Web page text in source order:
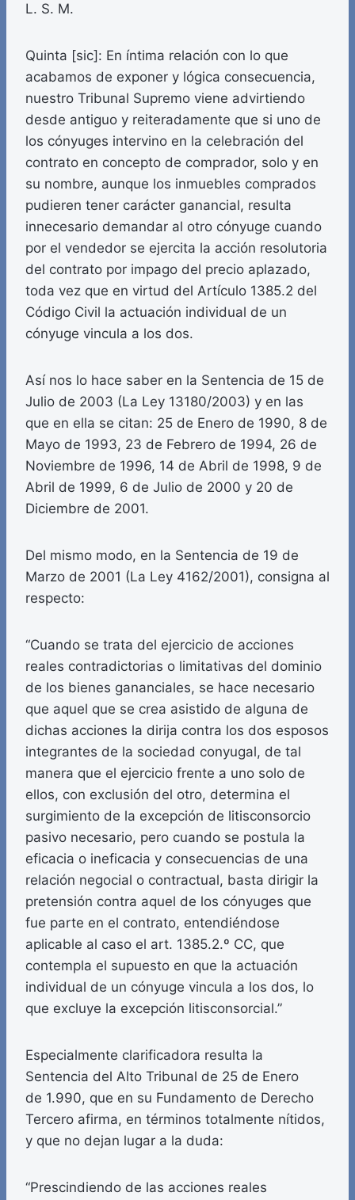
L. S. M.
Quinta [sic]: En íntima relación con lo que
acabamos de exponer y lógica consecuencia,
nuestro Tribunal Supremo viene advirtiendo
desde antiguo y reiteradamente que si uno de
los cónyuges intervino en la celebración del
contrato en concepto de comprador, solo y en
su nombre, aunque los inmuebles comprados
pudieren tener carácter ganancial, resulta
innecesario demandar al otro cónyuge cuando
por el vendedor se ejercita la acción resolutoria
del contrato por impago del precio aplazado,
toda vez que en virtud del Artículo 1385.2 del
Código Civil la actuación individual de un
cónyuge vincula a los dos.
Así nos lo hace saber en la Sentencia de 15 de
Julio de 2003 (La Ley 13180/2003) y en las
que en ella se citan: 25 de Enero de 1990, 8 de
Mayo de 1993, 23 de Febrero de 1994, 26 de
Noviembre de 1996, 14 de Abril de 1998, 9 de
Abril de 1999, 6 de Julio de 2000 y 20 de
Diciembre de 2001.
Del mismo modo, en la Sentencia de 19 de
Marzo de 2001 (La Ley 4162/2001), consigna al
respecto:
“Cuando se trata del ejercicio de acciones
reales contradictorias o limitativas del dominio
de los bienes gananciales, se hace necesario
que aquel que se crea asistido de alguna de
dichas acciones la dirija contra los dos esposos
integrantes de la sociedad conyugal, de tal
manera que el ejercicio frente a uno solo de
ellos, con exclusión del otro, determina el
surgimiento de la excepción de litisconsorcio
pasivo necesario, pero cuando se postula la
eficacia o ineficacia y consecuencias de una
relación negocial o contractual, basta dirigir la
pretensión contra aquel de los cónyuges que
fue parte en el contrato, entendiéndose
aplicable al caso el art. 1385.2.º CC, que
contempla el supuesto en que la actuación
individual de un cónyuge vincula a los dos, lo
que excluye la excepción litisconsorcial.”
Especialmente clarificadora resulta la
Sentencia del Alto Tribunal de 25 de Enero
de 1.990, que en su Fundamento de Derecho
Tercero afirma, en términos totalmente nítidos,
y que no dejan lugar a la duda:
“Prescindiendo de las acciones reales